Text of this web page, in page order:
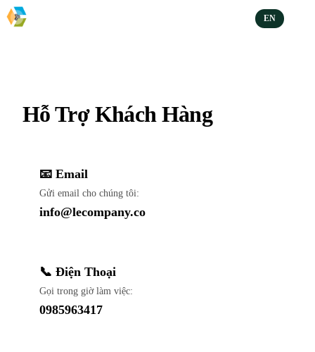
EN
Hỗ Trợ Khách Hàng
📧 Email
Gửi email cho chúng tôi:
info@lecompany.co
📞 Điện Thoại
Gọi trong giờ làm việc:
0985963417